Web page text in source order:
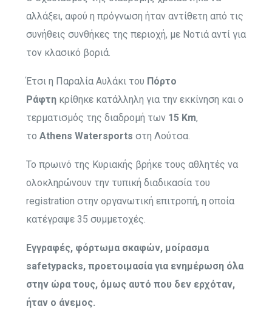
αλλάξει, αφού η πρόγνωση ήταν αντίθετη από τις
συνήθεις συνθήκες της περιοχή, με Νοτιά αντί για
τον κλασικό βοριά.
Έτσι η Παραλία Αυλάκι του Πόρτο
Ράφτηκρίθηκε κατάλληλη για την εκκίνηση και ο
τερματισμός της διαδρομή των 15 Κm,
το Athens Watersports στη Λούτσα.
Το πρωινό της Κυριακής βρήκε τους αθλητές να
ολοκληρώνουν την τυπική διαδικασία του
registration στην οργανωτική επιτροπή, η οποία
κατέγραψε 35 συμμετοχές.
Εγγραφές, φόρτωμα σκαφών, μοίρασμα
safetypacks, προετοιμασία για ενημέρωση όλα
στην ώρα τους, όμως αυτό που δεν ερχόταν,
ήταν ο άνεμος.